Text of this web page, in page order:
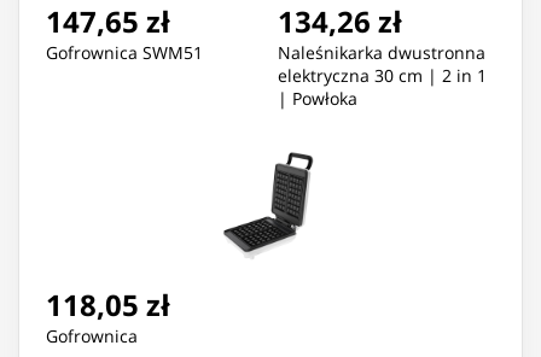
147,65 zł
Gofrownica SWM51
134,26 zł
Naleśnikarka dwustronna
elektryczna 30 cm | 2 in 1
| Powłoka
118,05 zł
Gofrownica